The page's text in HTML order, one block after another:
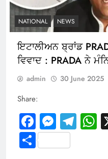
NATIONAL NEWS
ਇਟਾਲੀਅਨ ਬ੍ਰਾਂਡ
ਵਿਵਾਦ : PRADA ਨੇ
admin 30 June 2025
Share:
Facebook
Share